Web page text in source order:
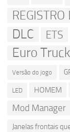
DLC ETS
Euro
Versão do jogo
LED HOMEM
Mod Manager
Janelas frontais